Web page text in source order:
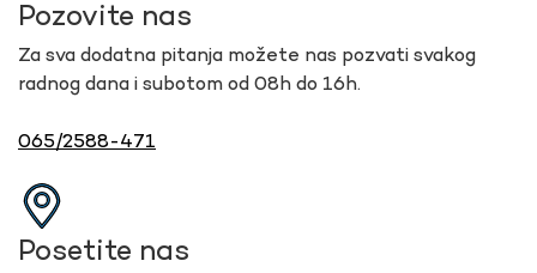
Pozovite nas
Za sva dodatna pitanja možete nas pozvati svakog
radnog dana i subotom od 08h do 16h.
065/2588-471
Posetite nas